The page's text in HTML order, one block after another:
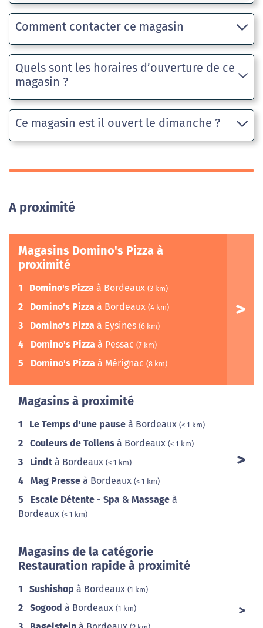
Comment contacter ce magasin
Quels sont les horaires d’ouverture de ce
magasin ?
Ce magasin est il ouvert le dimanche ?
A proximité
Magasins Domino's Pizza à
proximité
1 Domino's Pizza à Bordeaux (3 km)
2 Domino's Pizza à Bordeaux (4 km)
3 Domino's Pizza à Eysines (6 km)
4 Domino's Pizza à Pessac (7 km)
5 Domino's Pizza à Mérignac (8 km)
Magasins à proximité
1 Le Temps d'une pause à Bordeaux (< 1 km)
2 Couleurs de Tollens à Bordeaux (< 1 km)
3 Lindt à Bordeaux (< 1 km)
4 Mag Presse à Bordeaux (< 1 km)
5 Escale Détente - Spa & Massage à
Bordeaux (< 1 km)
Magasins de la catégorie
Restauration rapide à proximité
1 Sushishop à Bordeaux (1 km)
2 Sogood à Bordeaux (1 km)